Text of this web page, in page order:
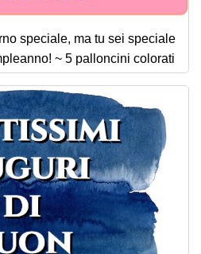
speciale, ma tu sei speciale
~ 5 palloncini colorati